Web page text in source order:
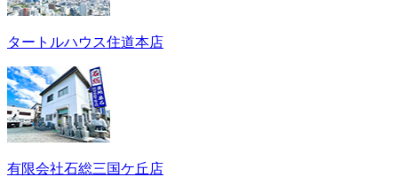
タートルハウス住道本店
有限会社石総三国ケ丘店